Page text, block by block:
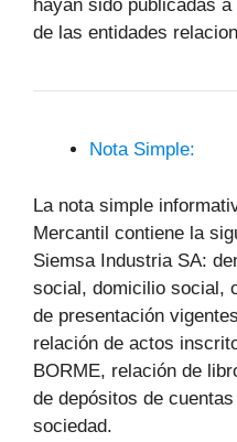
hayan sido publicadas
de las entidades
Nota Simple:
La nota simple
Mercantil contiene la
Siemsa Industria SA:
social, domicilio social,
de presentación
relación de actos
BORME, relación de
de depósitos de
sociedad.